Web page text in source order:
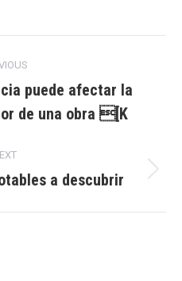
Previous
post:
puede afectar la
de una obra [K
Next
a descubrir